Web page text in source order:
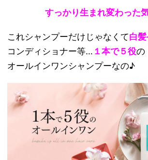
すっかり生まれ変わった
これシャンプーだけじゃなくて白
コンディショナー等… １本で５役の
オールインワンシャンプーなの♪